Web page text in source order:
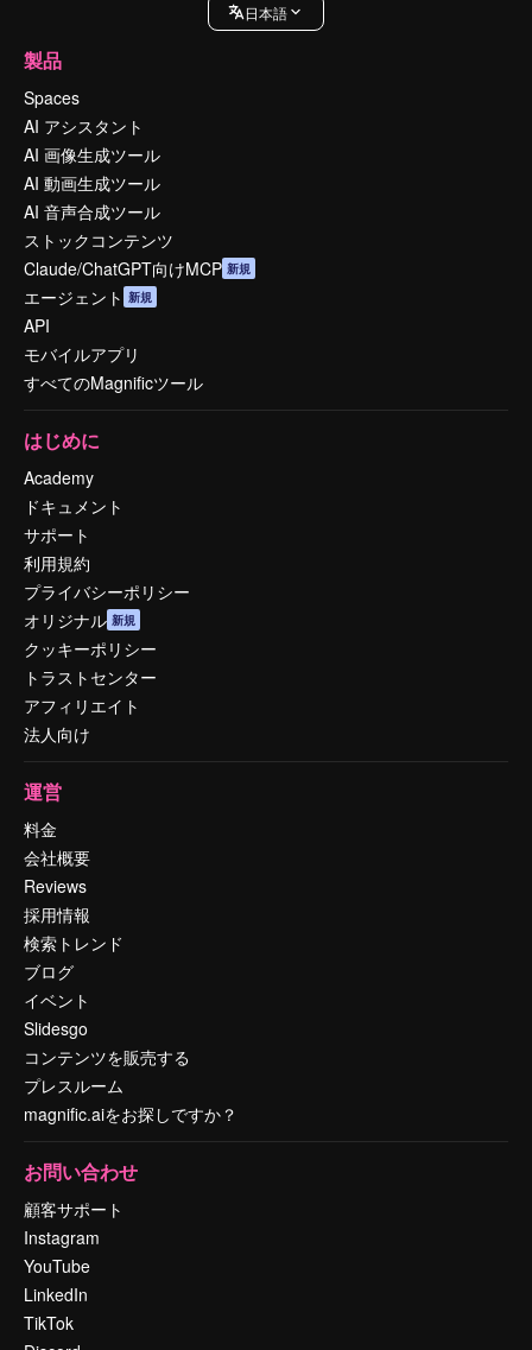
日本語
製品
Spaces
AI アシスタント
AI 画像生成ツール
AI 動画生成ツール
AI 音声合成ツール
ストックコンテンツ
Claude/ChatGPT向けMCP 新規
エージェント 新規
API
モバイルアプリ
すべてのMagnificツール
はじめに
Academy
ドキュメント
サポート
利用規約
プライバシーポリシー
オリジナル 新規
クッキーポリシー
トラストセンター
アフィリエイト
法人向け
運営
料金
会社概要
Reviews
採用情報
検索トレンド
ブログ
イベント
Slidesgo
コンテンツを販売する
プレスルーム
magnific.aiをお探しですか？
お問い合わせ
顧客サポート
Instagram
YouTube
LinkedIn
TikTok